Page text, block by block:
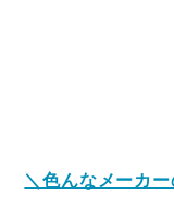
＼色んなメーカ